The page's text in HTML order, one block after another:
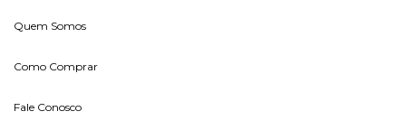
Quem Somos
Como Comprar
Fale Conosco